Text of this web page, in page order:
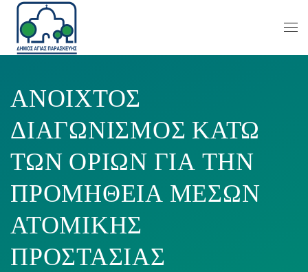
ΑΝΟΙΧΤΟΣ
ΔΙΑΓΩΝΙΣΜΟΣ ΚΑΤΩ
ΤΩΝ ΟΡΙΩΝ ΓΙΑ ΤΗΝ
ΠΡΟΜΗΘΕΙΑ ΜΕΣΩΝ
ΑΤΟΜΙΚΗΣ
ΠΡΟΣΤΑΣΙΑΣ